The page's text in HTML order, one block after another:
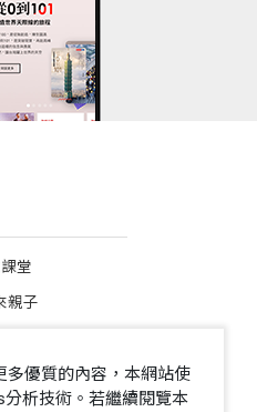
堂
親子
多優質的內容，本網站使
析技術。若繼續閱覽本